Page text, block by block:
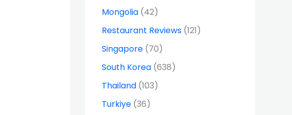
Mongolia (42)
Restaurant Reviews (121)
Singapore (70)
South Korea (638)
Thailand (103)
Turkiye (36)